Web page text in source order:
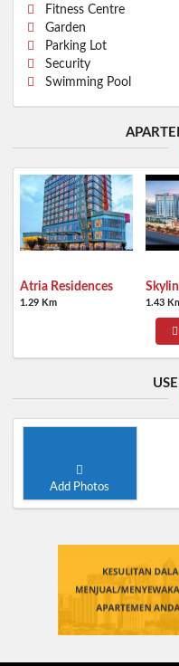
Fitness Centre
Garden
Parking Lot
Security
Swimming Pool
Atria Residences
1.29 Km 1.43
Add Photos